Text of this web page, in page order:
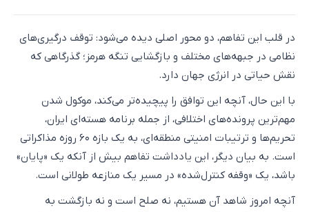
در قلب این تفاهم، دو محور اصلی دیده می‌شود: توقف درگیری‌های
نظامی در جبهه‌های مختلف و بازگشایی تنگه هرمز؛ گذرگاهی که
نقش حیاتی در انرژی جهان دارد.
با این حال، آنچه این توافق را پیچیده‌تر می‌کند، موکول شدن
مهم‌ترین پرونده‌های اختلافی، از جمله برنامه هسته‌ای ایران،
تحریم‌ها و ترتیبات امنیتی منطقه‌ای، به یک بازه ۶۰ روزه مذاکراتی
است. به بیان دیگر، این یادداشت تفاهم بیش از آنکه یک «پایان»
باشد، یک «وقفه کنترل‌شده» در مسیر یک منازعه طولانی است.
آنچه امروز شاهد آن هستیم، نه صلح است و نه بازگشت به